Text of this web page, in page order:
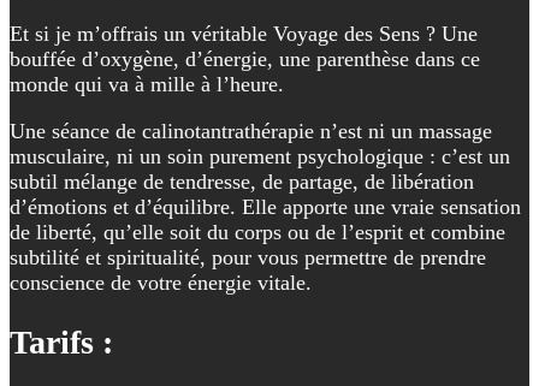
Et si je m’offrais un véritable Voyage des Sens ? Une
bouffée d’oxygène, d’énergie, une parenthèse dans ce
monde qui va à mille à l’heure.
Une séance de calinotantrathérapie n’est ni un massage
musculaire, ni un soin purement psychologique : c’est un
subtil mélange de tendresse, de partage, de libération
d’émotions et d’équilibre. Elle apporte une vraie sensation
de liberté, qu’elle soit du corps ou de l’esprit et combine
subtilité et spiritualité, pour vous permettre de prendre
conscience de votre énergie vitale.
Tarifs :